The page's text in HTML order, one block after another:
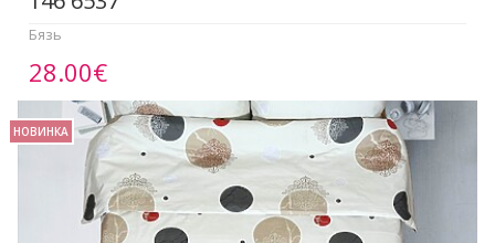
Бязь
28.00€
НОВИНКА